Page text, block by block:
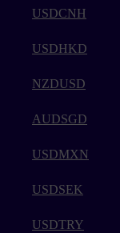
USDCNH
USDHKD
NZDUSD
AUDSGD
USDMXN
USDSEK
USDTRY